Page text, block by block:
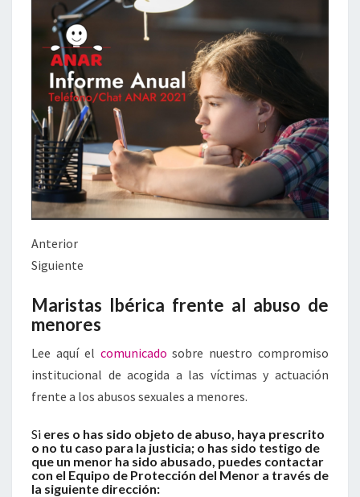
Anterior
Siguiente
Maristas Ibérica frente al abuso de
menores
Lee aquí el comunicado sobre nuestro compromiso
institucional de acogida a las víctimas y actuación
frente a los abusos sexuales a menores.
Si eres o has sido objeto de abuso, haya prescrito
o no tu caso para la justicia; o has sido testigo de
que un menor ha sido abusado, puedes contactar
con el Equipo de Protección del Menor a través de
la siguiente dirección: